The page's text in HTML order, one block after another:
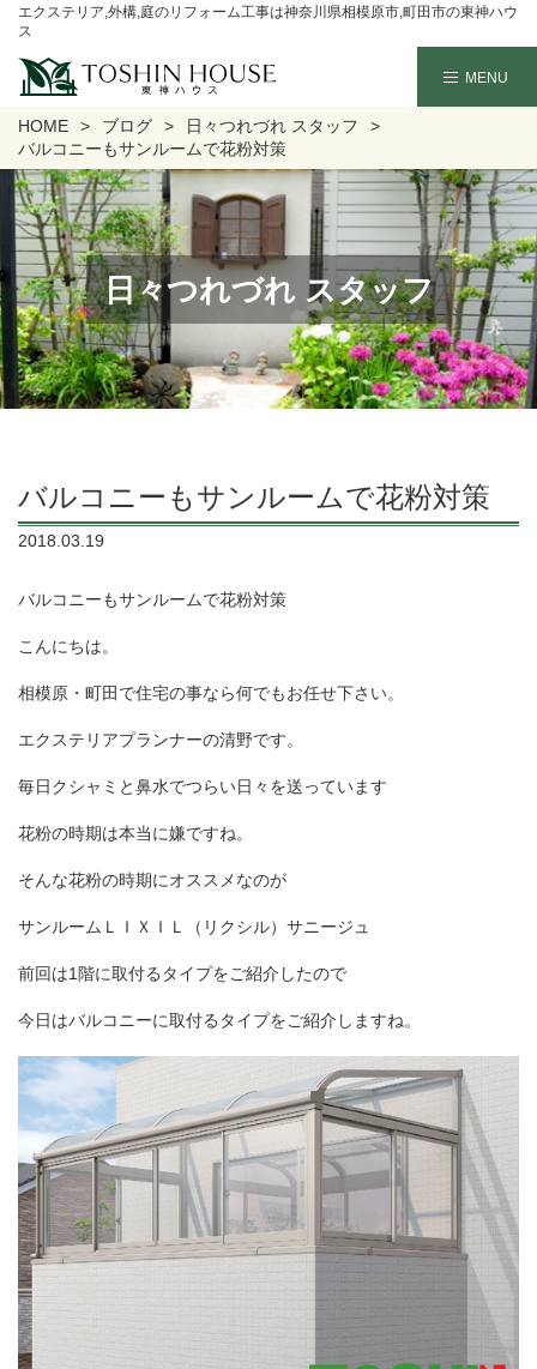
エクステリア,外構,庭のリフォーム工事は神奈川県相模原市,町田市の東神ハウ
ス
HOME ブログ
日々つれづれ スタッフ
バルコニーもサンルームで花粉対策
日々つれづれ スタッフ
バルコニーもサンルームで花粉対策
2018.03.19
バルコニーもサンルームで花粉対策
こんにちは。
相模原・町田で住宅の事なら何でもお任せ下さい。
エクステリアプランナーの清野です。
毎日クシャミと鼻水でつらい日々を送っています
花粉の時期は本当に嫌ですね。
そんな花粉の時期にオススメなのが
サンルームＬＩＸＩＬ（リクシル）サニージュ
前回は1階に取付るタイプをご紹介したので
今日はバルコニーに取付るタイプをご紹介しますね。